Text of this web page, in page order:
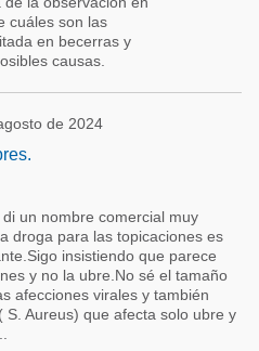
cuáles son las
en becerras y
causas.
de 2024
un nombre comercial muy
droga para las topicaciones es
insistiendo que parece
y no la ubre.No sé el tamaño
afecciones virales y también
Aureus) que afecta solo ubre y